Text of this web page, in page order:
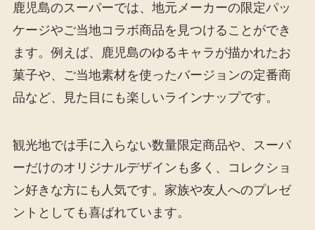
鹿児島のスーパーでは、地元メーカーの限定パッ
ケージやご当地コラボ商品を見つけることができ
ます。例えば、鹿児島のゆるキャラが描かれたお
菓子や、ご当地素材を使ったバージョンの定番商
品など、見た目にも楽しいラインナップです。
観光地では手に入らない数量限定商品や、スーパ
ーだけのオリジナルデザインも多く、コレクショ
ン好きな方にも人気です。家族や友人へのプレゼ
ントとしても喜ばれています。